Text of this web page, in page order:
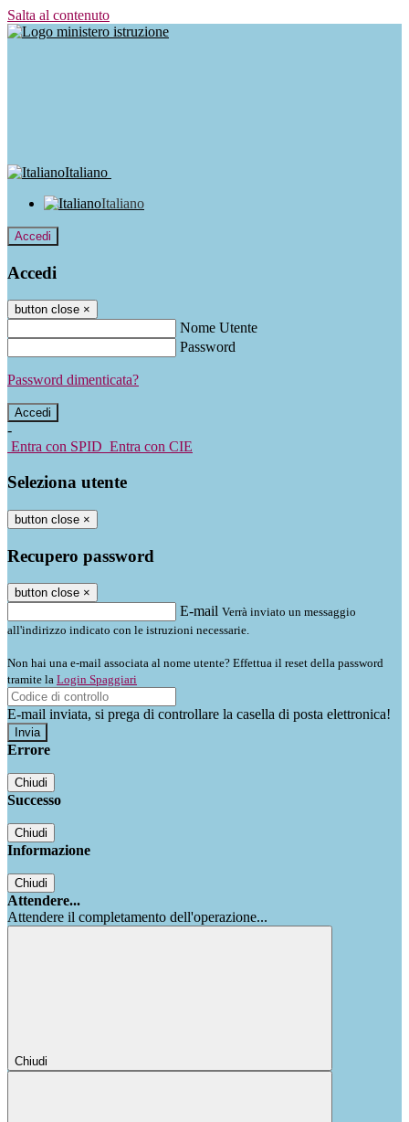
Salta al contenuto
Italiano
Italiano
Accedi
Accedi
button close ×
Nome Utente
Password
Password dimenticata?
-
Entra con SPID Entra con CIE
Seleziona utente
button close ×
Recupero password
button close ×
E-mail Verrà inviato un messaggio
all'indirizzo indicato con le istruzioni necessarie.
Non hai una e-mail associata al nome utente? Effettua il reset della password
tramite la Login Spaggiari
E-mail inviata, si prega di controllare la casella di posta elettronica!
Errore
Chiudi
Successo
Chiudi
Informazione
Chiudi
Attendere...
Attendere il completamento dell'operazione...
Chiudi